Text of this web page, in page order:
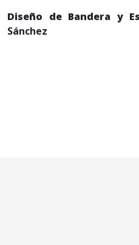
Diseño de Bandera y
Sánchez